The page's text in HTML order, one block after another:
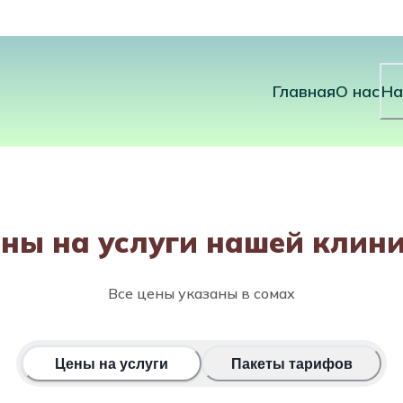
ГлавнаяО нас
на услуги нашей
Все цены указаны в сомах
Цены на услуги Пакеты тарифов